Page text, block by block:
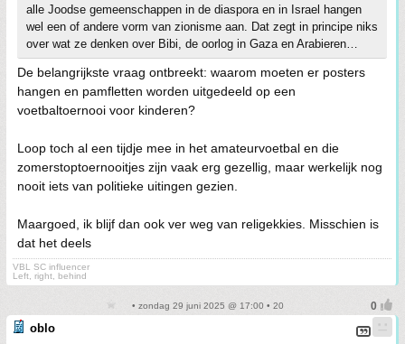
alle Joodse gemeenschappen in de diaspora en in Israel hangen
wel een of andere vorm van zionisme aan. Dat zegt in principe niks
over wat ze denken over Bibi, de oorlog in Gaza en Arabieren…
De belangrijkste vraag ontbreekt: waarom moeten er posters
hangen en pamfletten worden uitgedeeld op een
voetbaltoernooi voor kinderen?
Loop toch al een tijdje mee in het amateurvoetbal en die
zomerstoptoernooitjes zijn vaak erg gezellig, maar werkelijk nog
nooit iets van politieke uitingen gezien.
Maargoed, ik blijf dan ook ver weg van religekkies. Misschien is
dat het deels
VBL SC influencer
Left, right, behind
• zondag 29 juni 2025 @ 17:00 • 20
oblo